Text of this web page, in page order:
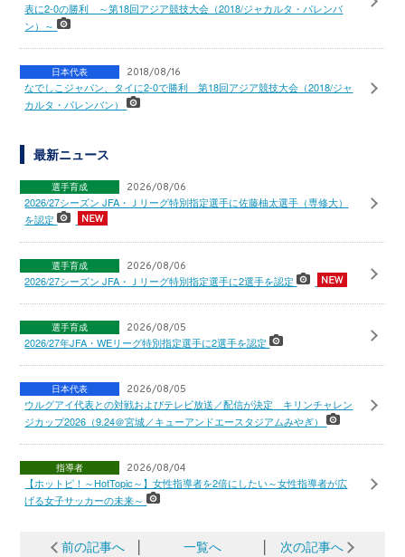
表に2-0の勝利 ～第18回アジア競技大会（2018/ジャカルタ・パレンバ
ン）～
日本代表 2018/08/16
なでしこジャパン、タイに2-0で勝利 第18回アジア競技大会（2018/ジャ
カルタ・パレンバン）
最新ニュース
選手育成 2026/08/06
2026/27シーズン JFA・Ｊリーグ特別指定選手に佐藤柚太選手（専修大）
を認定
選手育成 2026/08/06
2026/27シーズン JFA・Ｊリーグ特別指定選手に2選手を認定
選手育成 2026/08/05
2026/27年JFA・WEリーグ特別指定選手に2選手を認定
日本代表 2026/08/05
ウルグアイ代表との対戦およびテレビ放送／配信が決定 キリンチャレン
ジカップ2026（9.24＠宮城／キューアンドエースタジアムみやぎ）
指導者 2026/08/04
【ホットピ！～HotTopic～】女性指導者を2倍にしたい～女性指導者が広
げる女子サッカーの未来～
前の記事へ 一覧へ 次の記事へ